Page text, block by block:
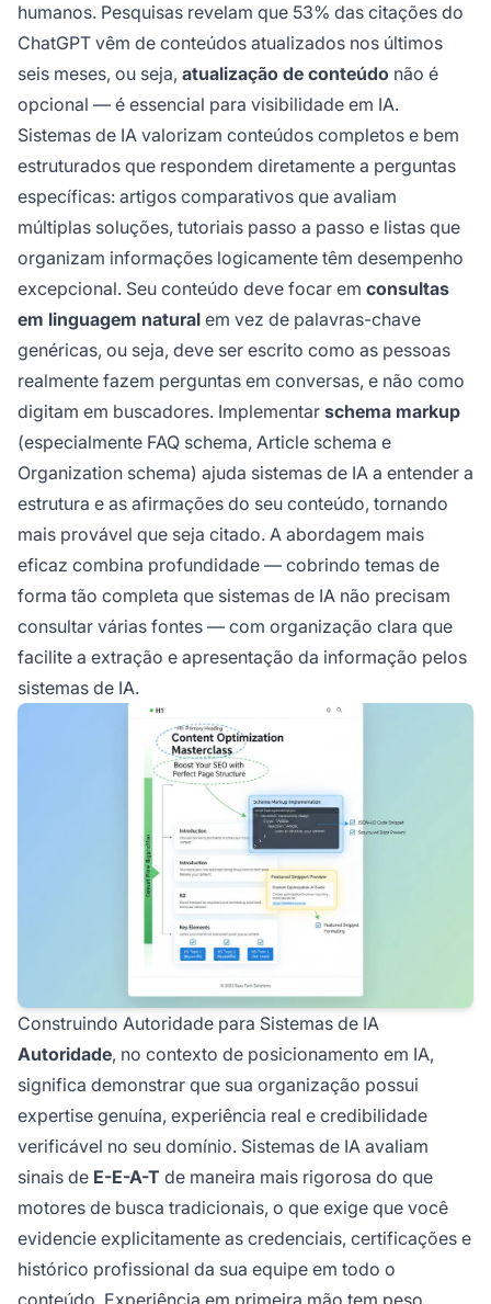
humanos. Pesquisas revelam que 53% das citações do
ChatGPT vêm de conteúdos atualizados nos últimos
seis meses, ou seja, atualização de conteúdo não é
opcional — é essencial para visibilidade em IA.
Sistemas de IA valorizam conteúdos completos e bem
estruturados que respondem diretamente a perguntas
específicas: artigos comparativos que avaliam
múltiplas soluções, tutoriais passo a passo e listas que
organizam informações logicamente têm desempenho
excepcional. Seu conteúdo deve focar em consultas
em linguagem natural em vez de palavras-chave
genéricas, ou seja, deve ser escrito como as pessoas
realmente fazem perguntas em conversas, e não como
digitam em buscadores. Implementar schema markup
(especialmente FAQ schema, Article schema e
Organization schema) ajuda sistemas de IA a entender a
estrutura e as afirmações do seu conteúdo, tornando
mais provável que seja citado. A abordagem mais
eficaz combina profundidade — cobrindo temas de
forma tão completa que sistemas de IA não precisam
consultar várias fontes — com organização clara que
facilite a extração e apresentação da informação pelos
sistemas de IA.
Construindo Autoridade para Sistemas de IA
Autoridade, no contexto de posicionamento em IA,
significa demonstrar que sua organização possui
expertise genuína, experiência real e credibilidade
verificável no seu domínio. Sistemas de IA avaliam
sinais de E-E-A-T de maneira mais rigorosa do que
motores de busca tradicionais, o que exige que você
evidencie explicitamente as credenciais, certificações e
histórico profissional da sua equipe em todo o
conteúdo. Experiência em primeira mão tem peso